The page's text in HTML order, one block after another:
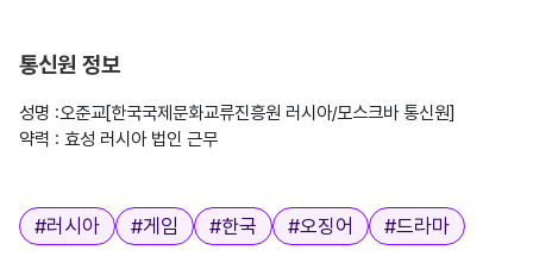
통신원 정보
성명 :오준교[한국국제문화교류진흥원 러시아/모스크바 통신원]
약력 : 효성 러시아 법인 근무
태그
#러시아 #게임 #한국 #오징어 #드라마